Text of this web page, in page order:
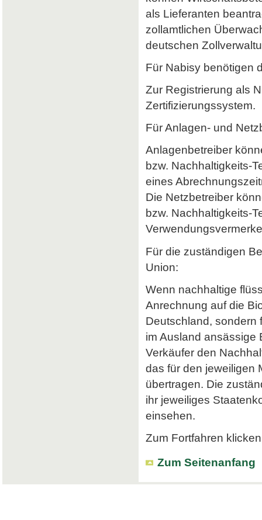
als Lieferanten
zollamtlichen
deutschen
Für Nabisy benötigen
Zur Registrierung als
Zertifizierungssystem.
Für Anlagen- und
Anlagenbetreiber
bzw. Nachhaltigkeits-
eines
Die Netzbetreiber
bzw. Nachhaltigkeits-
Für die zuständigen
Union:
Wenn nachhaltige
Anrechnung auf die
Deutschland, sondern
im Ausland ansässige
Verkäufer den
das für den jeweiligen
übertragen. Die
ihr jeweiliges
einsehen.
Zum Fortfahren
Zum Seitenanfang